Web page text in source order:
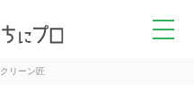
クリーン匠